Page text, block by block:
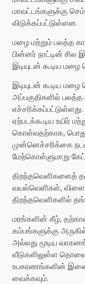
மாவட்டங்களுக்கு
விடுக்கப்பட்டுள்ளன.
மழை மற்றும் பலத்த
பின்னர் நாட்டின்
இடியுடன் கூடிய மழை
இடியுடன் கூடிய
அப்பகுதிகளில் பலத்த
ஏற்படக்கூடிய உயிர்
கொள்வதற்காக,
முன்னெச்சரிக்கை
மேற்கொள்ளுமாறு
திறந்தவெளிகளைத்
வயல்வெளிகள்,
திறந்தவெளிகளில்
மரங்களின் கீழ்,
கம்பங்களுக்கு
அல்லது மூடிய
வீடுகளிலுள்ள
உபகரணங்களின்
வைக்கவும்.